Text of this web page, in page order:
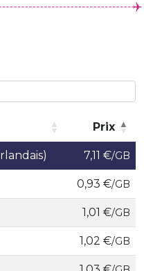
Prix
Prix
7,11 €/GB
0,93 €/GB
1,01 €/GB
1,02 €/GB